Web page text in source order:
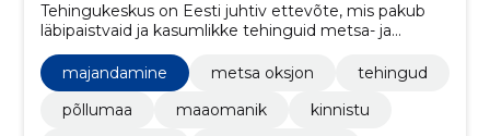
Tehingukeskus on Eesti juhtiv ettevõte, mis pakub
läbipaistvaid ja kasumlikke tehinguid metsa- ja
põllumaadega, hõlmates enampakkumisi, maa
müüki, ostu ning raieõiguse tehinguid.
majandamine metsa oksjon
tehingud
põllumaa
maaomanik
kinnistu